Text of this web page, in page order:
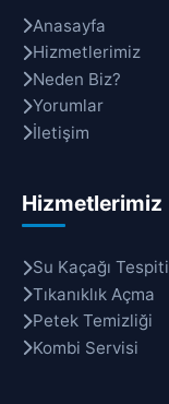
Anasayfa
Hizmetlerimiz
Neden Biz?
Yorumlar
İletişim
Hizmetlerimiz
Su Kaçağı Tespiti
Tıkanıklık Açma
Petek Temizliği
Kombi Servisi